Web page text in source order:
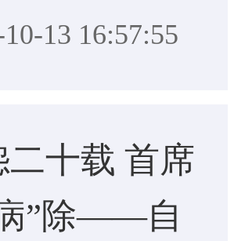
13 16:57:55
二十载 首席
”除——自